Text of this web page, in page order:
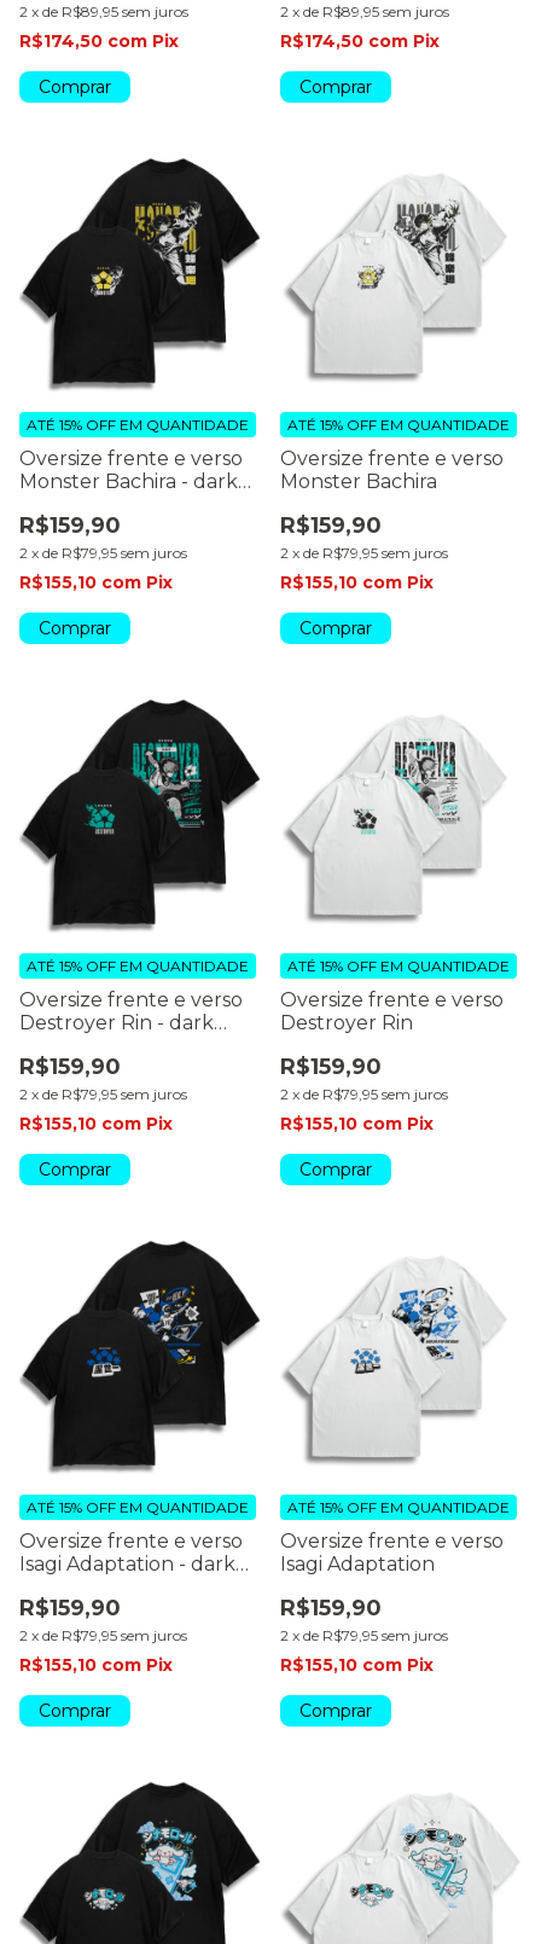
2 x de R$89,95 sem juros
R$174,50 com Pix
Comprar
2 x de R$89,95 sem juros
R$174,50 com Pix
Comprar
Oversize frente e verso
Monster Bachira - dark
R$159,90
2 x de R$79,95 sem juros
ATÉ 15% OFF EM QUANTIDADE
R$155,10 com Pix
Comprar
Oversize frente e verso
Monster Bachira
R$159,90
2 x de R$79,95 sem juros
ATÉ 15% OFF EM QUANTIDADE
R$155,10 com Pix
Comprar
Oversize frente e verso
Destroyer Rin - dark
R$159,90
2 x de R$79,95 sem juros
ATÉ 15% OFF EM QUANTIDADE
R$155,10 com Pix
Comprar
Oversize frente e verso
Destroyer Rin
R$159,90
2 x de R$79,95 sem juros
ATÉ 15% OFF EM QUANTIDADE
R$155,10 com Pix
Comprar
Oversize frente e verso
Isagi Adaptation - dark
R$159,90
2 x de R$79,95 sem juros
ATÉ 15% OFF EM QUANTIDADE
R$155,10 com Pix
Comprar
Oversize frente e verso
Isagi Adaptation
R$159,90
2 x de R$79,95 sem juros
ATÉ 15% OFF EM QUANTIDADE
R$155,10 com Pix
Comprar